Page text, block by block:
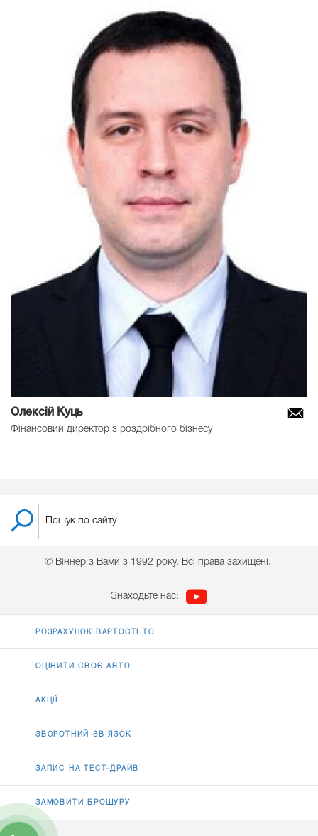
Олексій Куць
Фінансовий директор з роздрібного бізнесу
© Віннер з Вами з 1992 року. Всі права захищені.
Знаходьте нас:
РОЗРАХУНОК ВАРТОСТІ ТО
ОЦІНИТИ СВОЄ АВТО
АКЦІЇ
ЗВОРОТНИЙ ЗВ’ЯЗОК
ЗАПИС НА ТЕСТ-ДРАЙВ
ЗАМОВИТИ БРОШУРУ